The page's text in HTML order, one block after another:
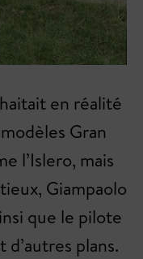
en réalité
Gran
l’Islero, mais
Giampaolo
que le pilote
d’autres plans.